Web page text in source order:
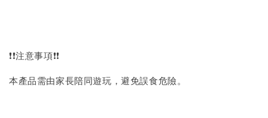
❗❗注意事項❗❗
本產品需由家長陪同遊玩，避免誤食危險。